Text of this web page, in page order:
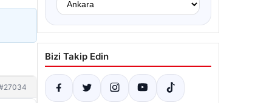
Bizi Takip Edin